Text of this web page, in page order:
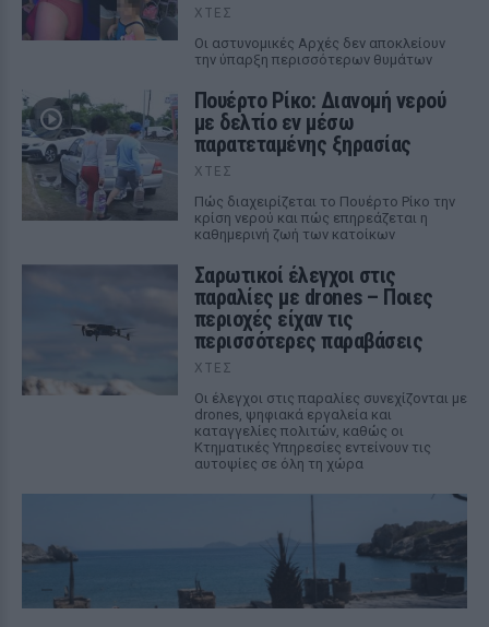
ΧΤΕΣ
Οι αστυνομικές Αρχές δεν αποκλείουν
την ύπαρξη περισσότερων θυμάτων
Πουέρτο Ρίκο: Διανομή νερού
με δελτίο εν μέσω
παρατεταμένης ξηρασίας
ΧΤΕΣ
Πώς διαχειρίζεται το Πουέρτο Ρίκο την
κρίση νερού και πώς επηρεάζεται η
καθημερινή ζωή των κατοίκων
Σαρωτικοί έλεγχοι στις
παραλίες με drones – Ποιες
περιοχές είχαν τις
περισσότερες παραβάσεις
ΧΤΕΣ
Οι έλεγχοι στις παραλίες συνεχίζονται με
drones, ψηφιακά εργαλεία και
καταγγελίες πολιτών, καθώς οι
Κτηματικές Υπηρεσίες εντείνουν τις
αυτοψίες σε όλη τη χώρα